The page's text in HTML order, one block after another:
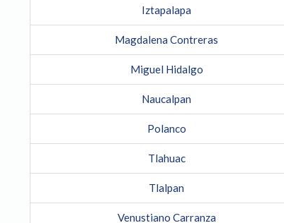
Iztapalapa
Magdalena Contreras
Miguel Hidalgo
Naucalpan
Polanco
Tlahuac
Tlalpan
Venustiano Carranza